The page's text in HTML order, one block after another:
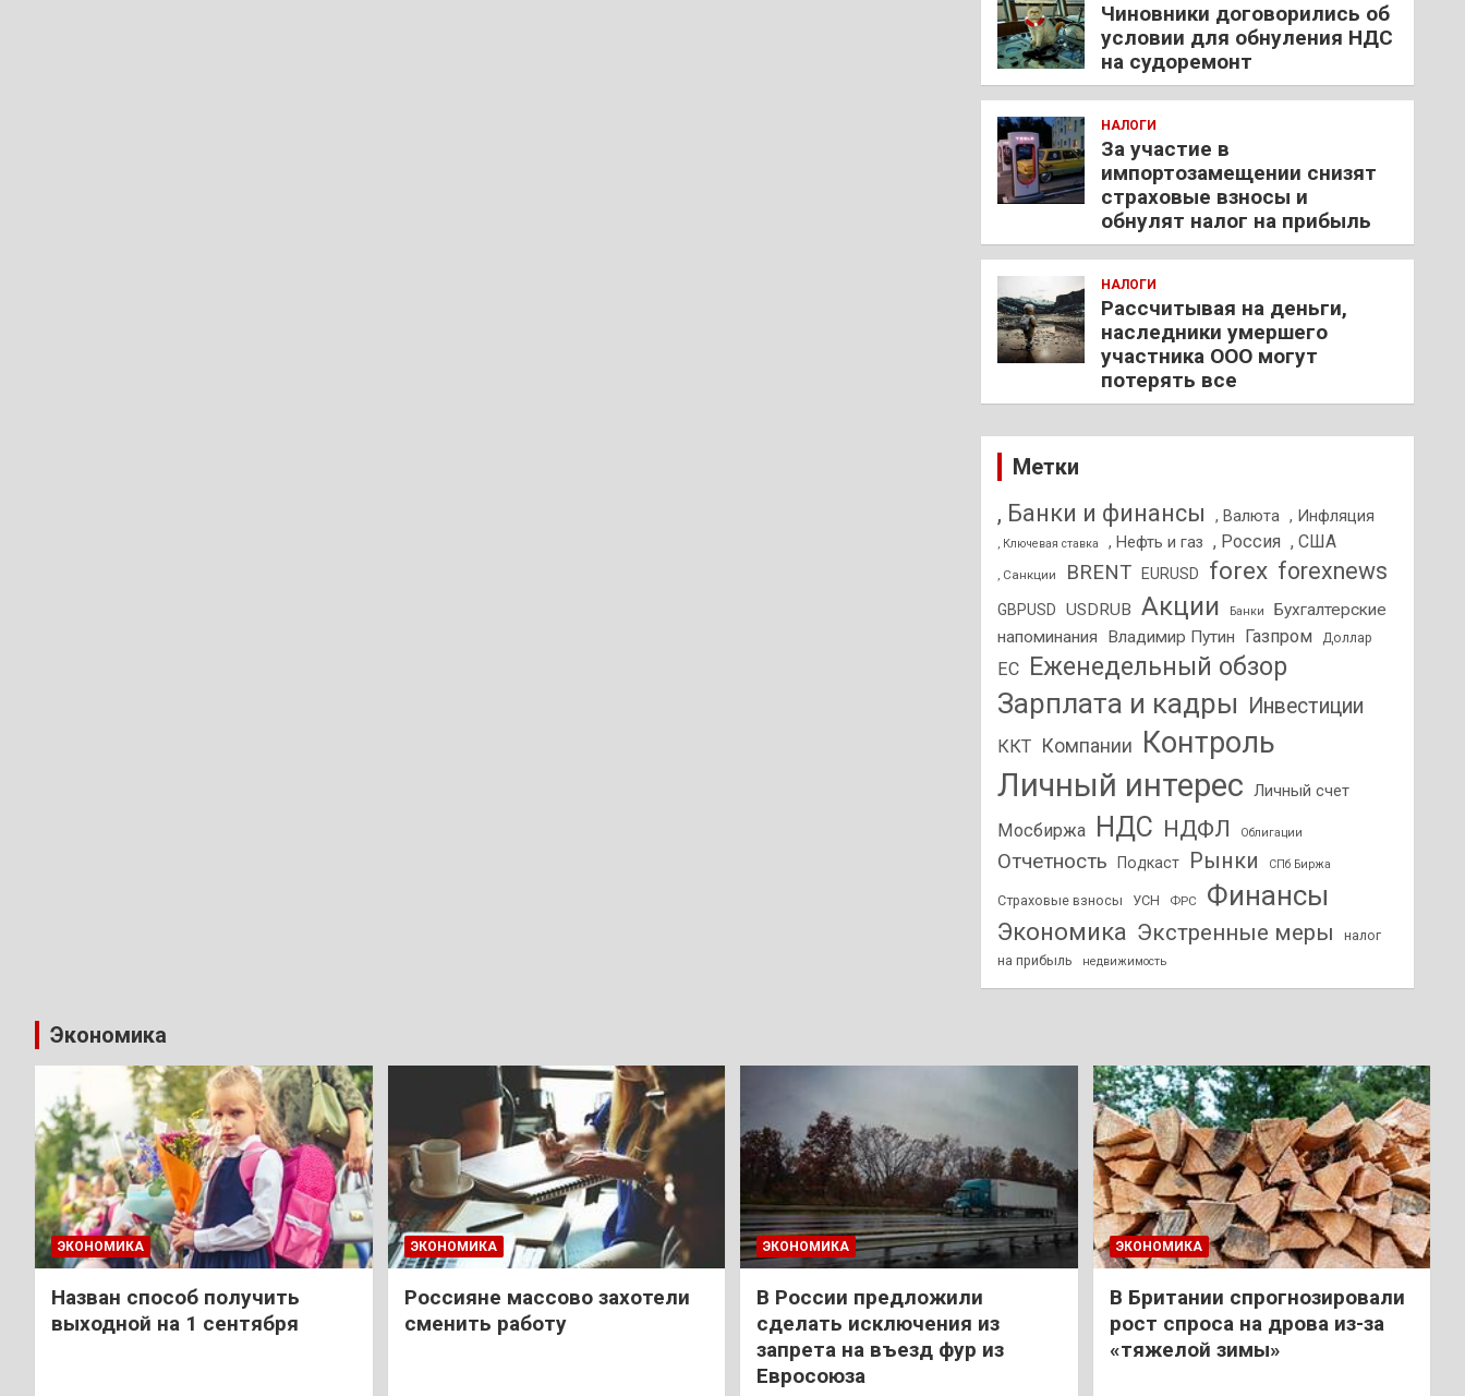
Чиновники договорились об
условии для обнуления НДС
на судоремонт
НАЛОГИ
За участие в
импортозамещении снизят
страховые взносы и
обнулят налог на прибыль
НАЛОГИ
Рассчитывая на деньги,
наследники умершего
участника ООО могут
потерять все
Метки
, Банки и финансы , Валюта , Инфляция
, Ключевая ставка , Нефть и газ , Россия , США
, Санкции BRENT EURUSD forex forexnews
GBPUSD USDRUB Акции Банки
Бухгалтерские
напоминания
Владимир Путин Газпром Доллар
ЕС Еженедельный обзор
Зарплата и кадры Инвестиции
ККТ Компании Контроль
Личный интерес Личный счет
Мосбиржа НДС НДФЛ Облигации
Отчетность Подкаст Рынки СПб Биржа
Страховые взносы УСН ФРС Финансы
Экономика Экстренные меры
налог
на прибыль
недвижимость
Экономика
ЭКОНОМИКА
Назван способ получить
выходной на 1 сентября
ЭКОНОМИКА
Россияне массово захотели
сменить работу
ЭКОНОМИКА
В России предложили
сделать исключения из
запрета на въезд фур из
Евросоюза
ЭКОНОМИКА
В Британии спрогнозировали
рост спроса на дрова из-за
«тяжелой зимы»